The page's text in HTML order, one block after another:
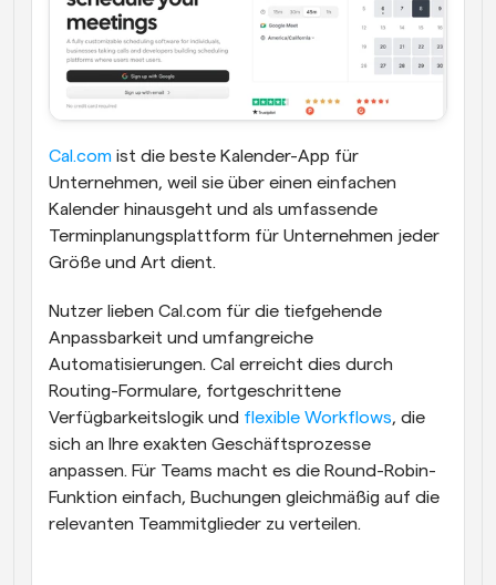
Cal.com ist die beste Kalender-App für
Unternehmen, weil sie über einen einfachen
Kalender hinausgeht und als umfassende
Terminplanungsplattform für Unternehmen jeder
Größe und Art dient.
Nutzer lieben Cal.com für die tiefgehende
Anpassbarkeit und umfangreiche
Automatisierungen. Cal erreicht dies durch
Routing-Formulare, fortgeschrittene
Verfügbarkeitslogik und flexible Workflows, die
sich an Ihre exakten Geschäftsprozesse
anpassen. Für Teams macht es die Round-Robin-
Funktion einfach, Buchungen gleichmäßig auf die
relevanten Teammitglieder zu verteilen.